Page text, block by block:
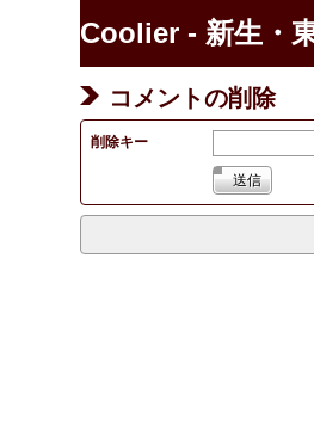
Coolier - 新生・
コメントの削除
削除キー
送信